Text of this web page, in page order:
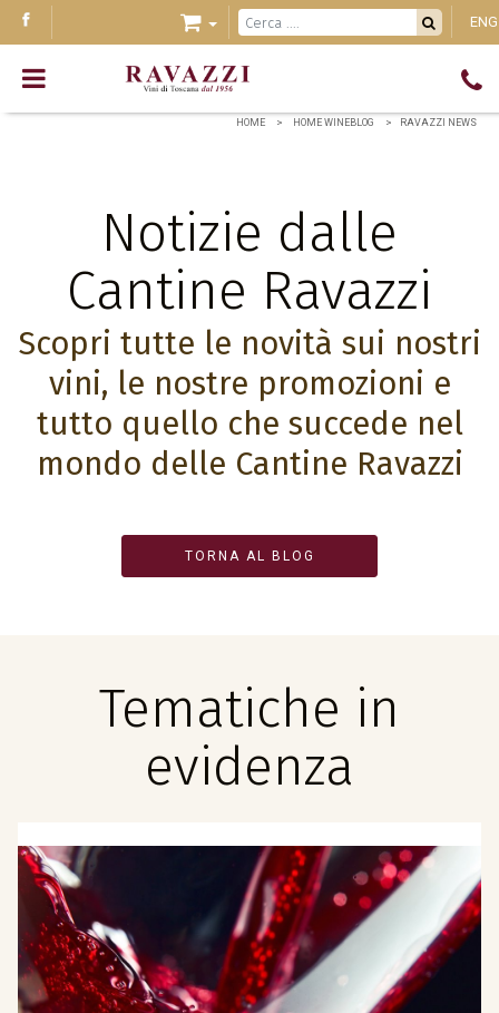
ENG
HOME HOME WINEBLOG RAVAZZI NEWS
Notizie dalle
Cantine Ravazzi
Scopri tutte le novità sui nostri
vini, le nostre promozioni e
tutto quello che succede nel
mondo delle Cantine Ravazzi
TORNA AL BLOG
Tematiche in
evidenza